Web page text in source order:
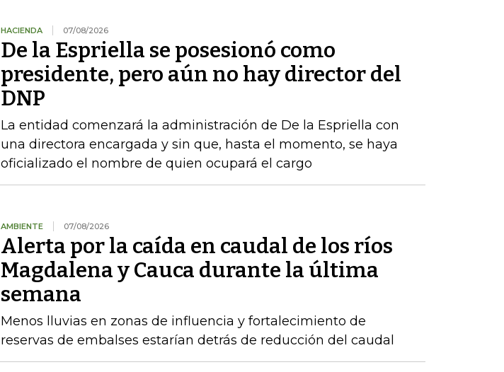
HACIENDA 07/08/2026
De la Espriella se posesionó como
presidente, pero aún no hay director del
DNP
La entidad comenzará la administración de De la Espriella con
una directora encargada y sin que, hasta el momento, se haya
oficializado el nombre de quien ocupará el cargo
AMBIENTE 07/08/2026
Alerta por la caída en caudal de los ríos
Magdalena y Cauca durante la última
semana
Menos lluvias en zonas de influencia y fortalecimiento de
reservas de embalses estarían detrás de reducción del caudal